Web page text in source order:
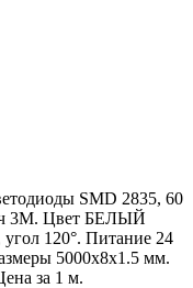
SMD 2835, 60
3M. Цвет БЕЛЫЙ
120°. Питание 24
5000x8x1.5 мм.
за 1 м.